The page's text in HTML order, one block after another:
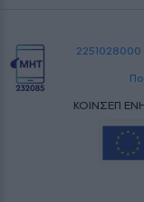
2251028000
ΚΟΙΝΣΕΠ